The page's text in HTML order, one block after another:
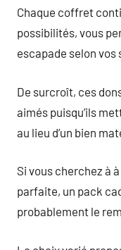
Chaque coffret
possibilités, vous
escapade selon vos
De surcroît, ces
aimés puisqu’ils
au lieu d’un bien
Si vous cherchez à
parfaite, un pack
probablement le